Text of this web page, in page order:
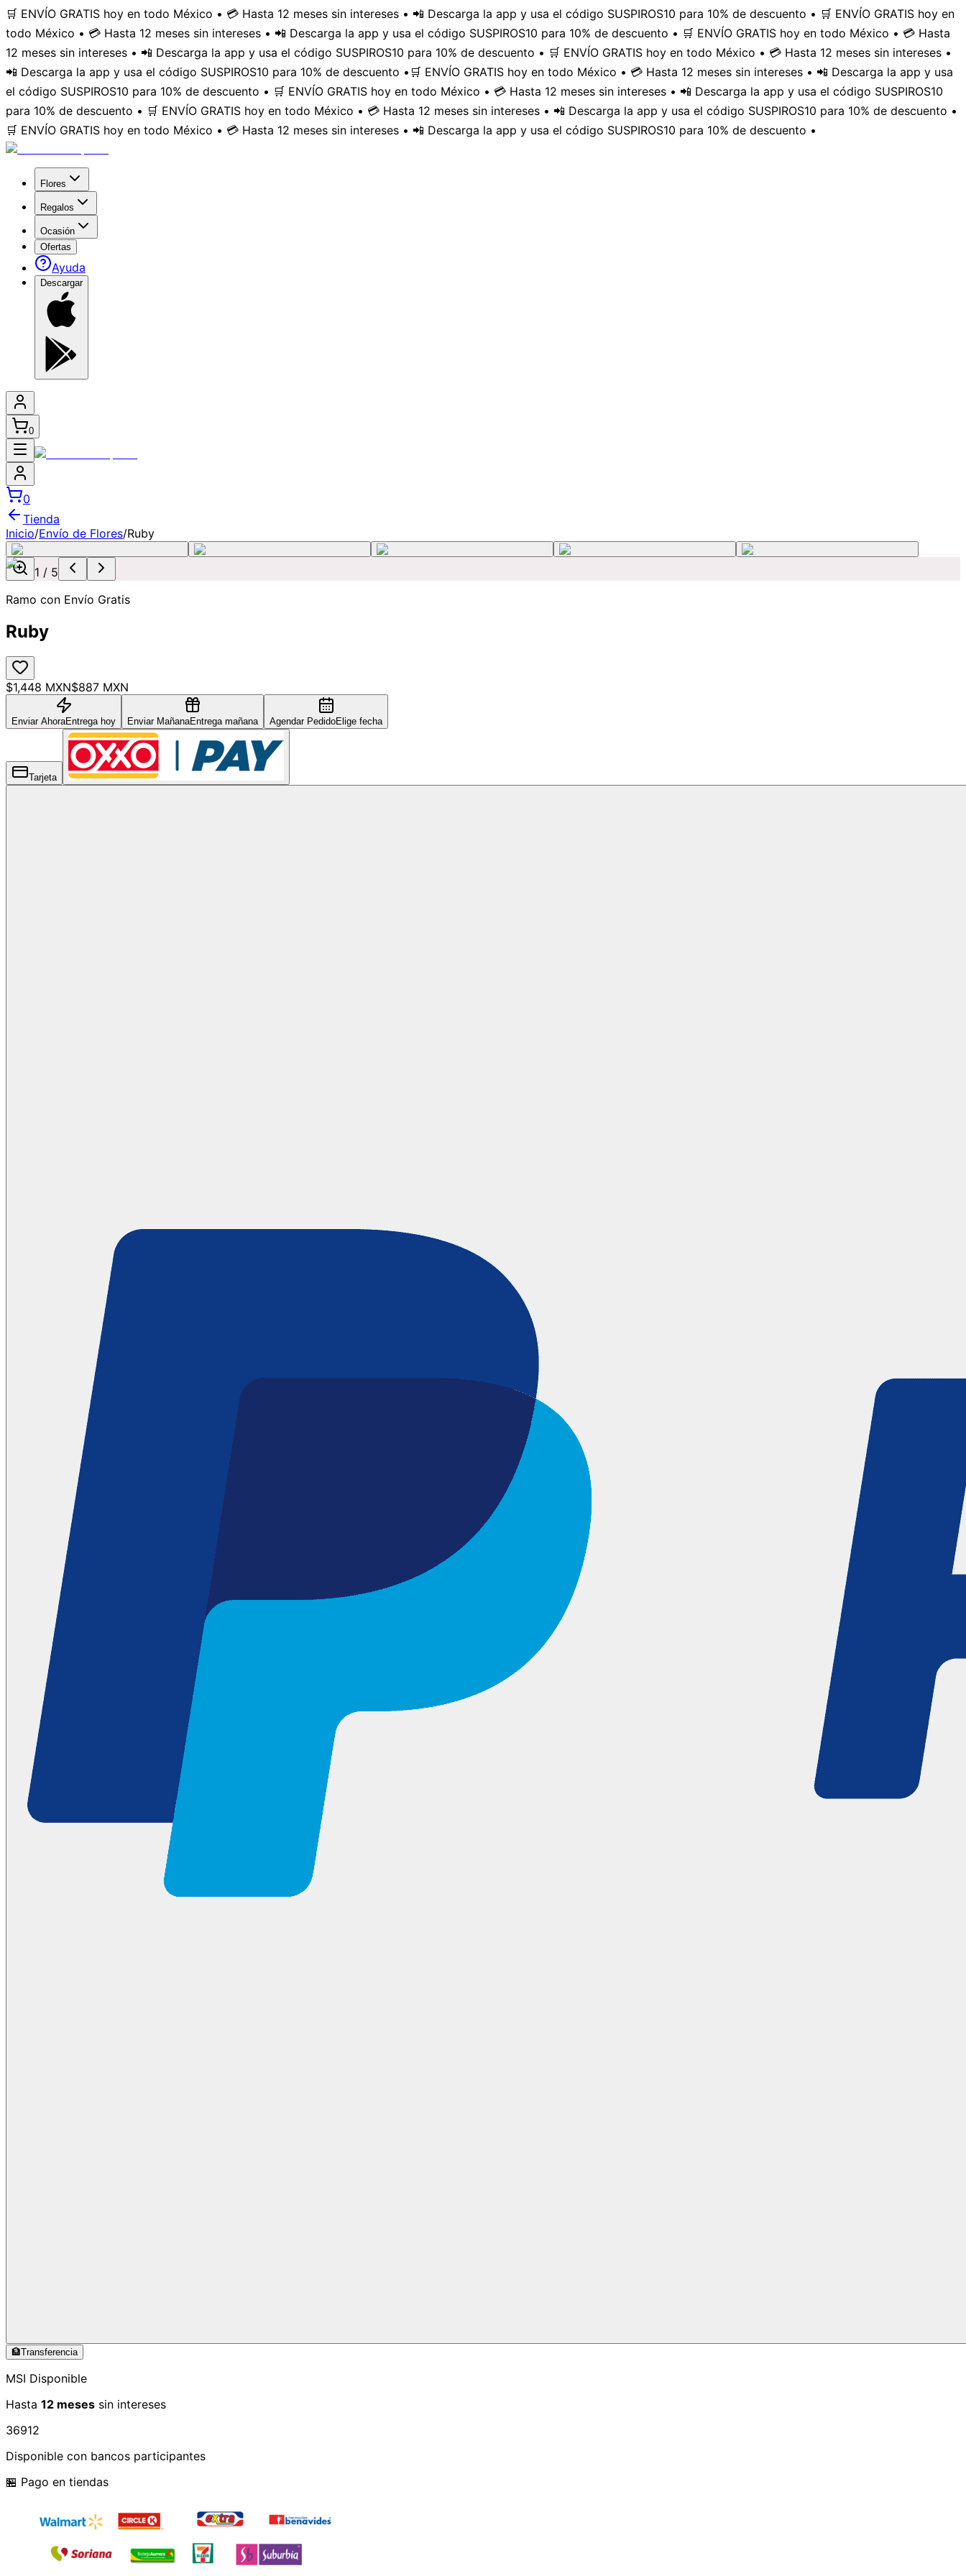
🛒 ENVÍO GRATIS hoy en todo México • 💳 Hasta 12 meses sin intereses • 📲 Descarga la app y usa el código SUSPIROS10 para 10% de descuento • 🛒 ENVÍO GRATIS hoy en
todo México • 💳 Hasta 12 meses sin intereses • 📲 Descarga la app y usa el código SUSPIROS10 para 10% de descuento • 🛒 ENVÍO GRATIS hoy en todo México • 💳 Hasta
12 meses sin intereses • 📲 Descarga la app y usa el código SUSPIROS10 para 10% de descuento • 🛒 ENVÍO GRATIS hoy en todo México • 💳 Hasta 12 meses sin intereses •
📲 Descarga la app y usa el código SUSPIROS10 para 10% de descuento • 🛒 ENVÍO GRATIS hoy en todo México • 💳 Hasta 12 meses sin intereses • 📲 Descarga la app y usa
el código SUSPIROS10 para 10% de descuento • 🛒 ENVÍO GRATIS hoy en todo México • 💳 Hasta 12 meses sin intereses • 📲 Descarga la app y usa el código SUSPIROS10
para 10% de descuento • 🛒 ENVÍO GRATIS hoy en todo México • 💳 Hasta 12 meses sin intereses • 📲 Descarga la app y usa el código SUSPIROS10 para 10% de descuento •
🛒 ENVÍO GRATIS hoy en todo México • 💳 Hasta 12 meses sin intereses • 📲 Descarga la app y usa el código SUSPIROS10 para 10% de descuento •
Flores
Regalos
Ocasión
Ofertas
Ayuda
Descargar
0
0
Tienda
Inicio/Envío de Flores/Ruby
1 / 5
Ramo con Envío Gratis
Ruby
$1,448 MXN$887 MXN
Enviar AhoraEntrega hoy Enviar MañanaEntrega mañana Agendar PedidoElige fecha
Tarjeta
🏦Transferencia
MSI Disponible
Hasta 12 meses sin intereses
36912
Disponible con bancos participantes
🏪 Pago en tiendas